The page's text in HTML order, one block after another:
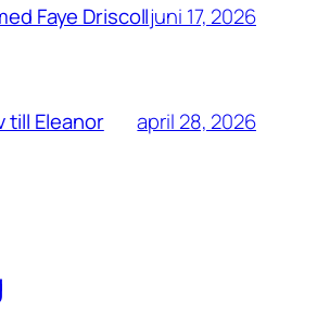
Faye Driscolljuni 17, 2026
till Eleanor april 28, 2026